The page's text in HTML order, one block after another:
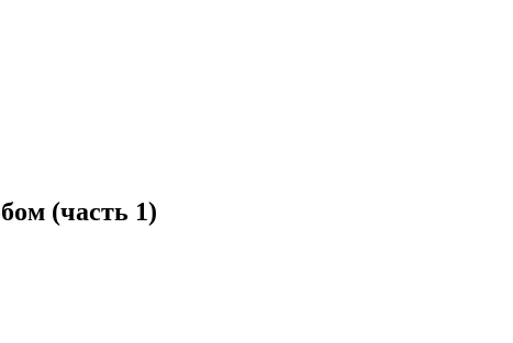
(часть 1)